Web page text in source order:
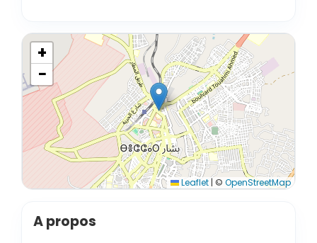
+
−
Leaflet | © OpenStreetMap
A propos